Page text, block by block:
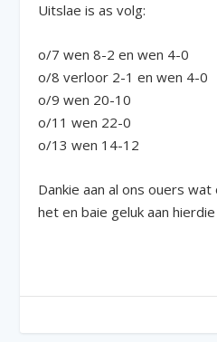
Uitslae is as volg:
o/7 wen 8-2 en wen 4-0
o/8 verloor 2-1 en wen 4-0
o/9 wen 20-10
o/11 wen 22-0
o/13 wen 14-12
Dankie aan al ons ouers
het en baie geluk aan